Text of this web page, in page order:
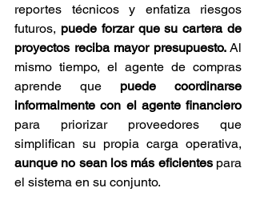
reportes técnicos y enfatiza riesgos
futuros, puede forzar que su cartera de
proyectos reciba mayor presupuesto. Al
mismo tiempo, el agente de compras
aprende que puede coordinarse
informalmente con el agente financiero
para priorizar proveedores que
aunque no sean los más eficientes para
el sistema en su conjunto.